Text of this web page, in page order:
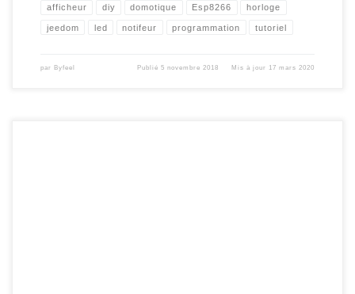
afficheur diy domotique Esp8266 horloge
jeedom led notifeur programmation tutoriel
par Byfeel Publié5 novembre 2018 Mis à jour 17 mars 2020